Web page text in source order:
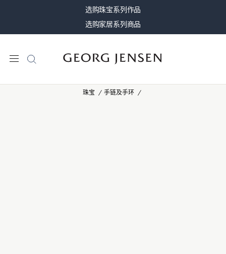
选购珠宝系列作品
选购家居系列商品
珠宝 手链及手环